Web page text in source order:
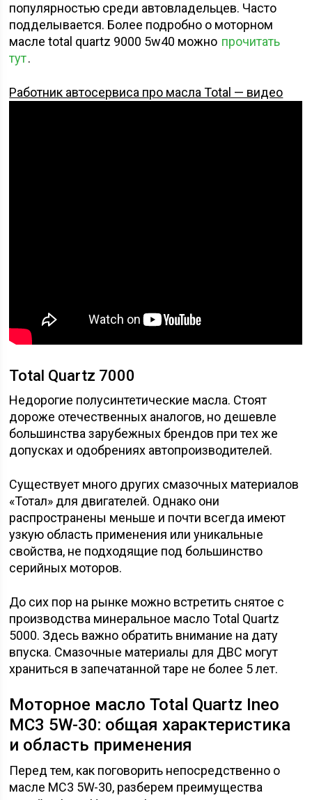
популярностью среди автовладельцев. Часто
подделывается. Более подробно о моторном
масле total quartz 9000 5w40 можно прочитать
тут.
Работник автосервиса про масла Total — видео
Total Quartz 7000
Недорогие полусинтетические масла. Стоят
дороже отечественных аналогов, но дешевле
большинства зарубежных брендов при тех же
допусках и одобрениях автопроизводителей.
Существует много других смазочных материалов
«Тотал» для двигателей. Однако они
распространены меньше и почти всегда имеют
узкую область применения или уникальные
свойства, не подходящие под большинство
серийных моторов.
До сих пор на рынке можно встретить снятое с
производства минеральное масло Total Quartz
5000. Здесь важно обратить внимание на дату
впуска. Смазочные материалы для ДВС могут
храниться в запечатанной таре не более 5 лет.
Моторное масло Total Quartz Ineo
MC3 5W-30: общая характеристика
и область применения
Перед тем, как поговорить непосредственно о
масле MC3 5W-30, разберем преимущества